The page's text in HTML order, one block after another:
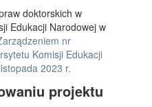
doktorskich w
Edukacji Narodowej w
nr
Komisji Edukacji
2023 r.
projektu